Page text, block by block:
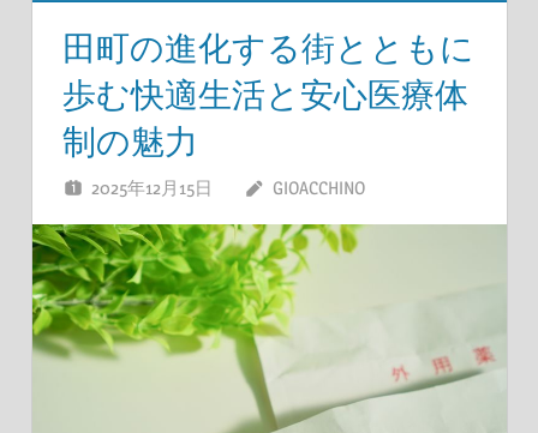
田町の進化する街とともに
歩む快適生活と安心医療体
制の魅力
2025年12月15日 GIOACCHINO